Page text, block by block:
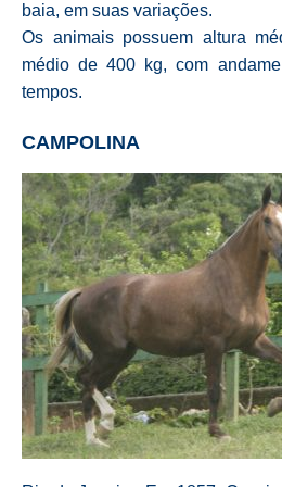
baia, em suas variações.
Os animais possuem altura
médio de 400 kg, com
tempos.
CAMPOLINA